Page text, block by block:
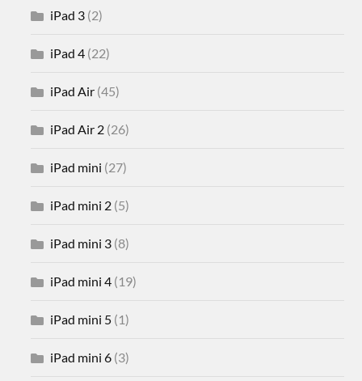
iPad 3 (2)
iPad 4 (22)
iPad Air (45)
iPad Air 2 (26)
iPad mini (27)
iPad mini 2 (5)
iPad mini 3 (8)
iPad mini 4 (19)
iPad mini 5 (1)
iPad mini 6 (3)